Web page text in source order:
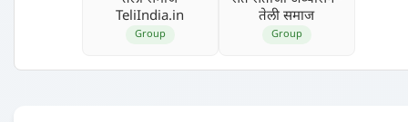
TeliIndia.in
Group
तेली समाज
Group